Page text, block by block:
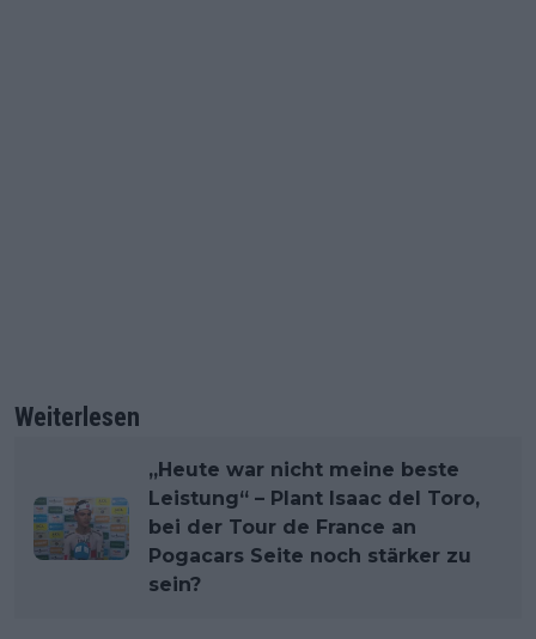
Weiterlesen
„Heute war nicht meine beste
Leistung“ – Plant Isaac del Toro,
bei der Tour de France an
Pogacars Seite noch stärker zu
sein?